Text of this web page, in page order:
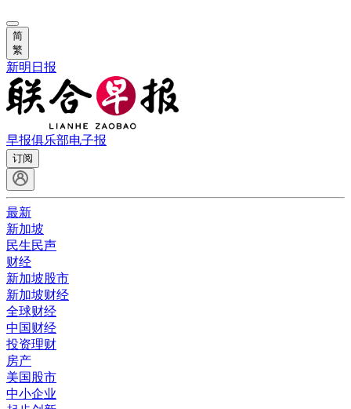
简
繁
新明日报
早报俱乐部电子报
订阅
最新
新加坡
民生民声
财经
新加坡股市
新加坡财经
全球财经
中国财经
投资理财
房产
美国股市
中小企业